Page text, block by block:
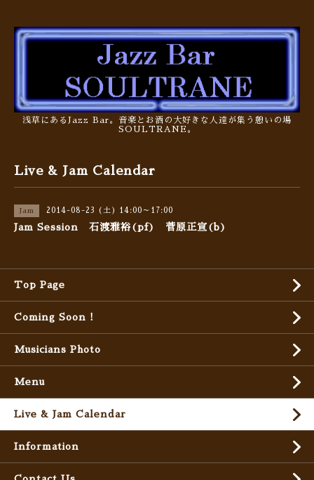
浅草にあるJazz Bar。音楽とお酒の大好きな人達が集う憩いの場
SOULTRANE。
Live & Jam Calendar
Jam 2014-08-23 (土) 14:00～17:00
Jam Session 石渡雅裕(pf) 菅原正宣(b)
Top Page
Coming Soon !
Musicians Photo
Menu
Live & Jam Calendar
Information